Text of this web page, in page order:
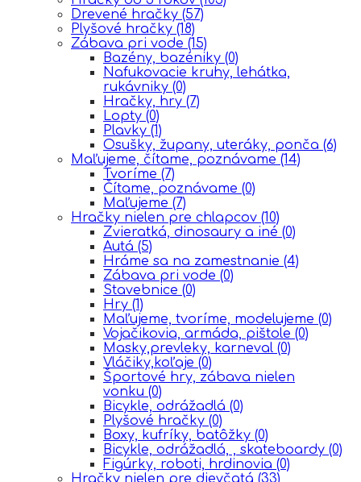
Drevené hračky (57)
Plyšové hračky (18)
Zábava pri vode (15)
Bazény, bazéniky (0)
Nafukovacie kruhy, lehátka,
rukávniky (0)
Hračky, hry (7)
Lopty (0)
Plavky (1)
Osušky, župany, uteráky, ponča (6)
Maľujeme, čítame, poznávame (14)
Tvoríme (7)
Čítame, poznávame (0)
Maľujeme (7)
Hračky nielen pre chlapcov (10)
Zvieratká, dinosaury a iné (0)
Autá (5)
Hráme sa na zamestnanie (4)
Zábava pri vode (0)
Stavebnice (0)
Hry (1)
Maľujeme, tvoríme, modelujeme (0)
Vojačikovia, armáda, pištole (0)
Masky,prevleky, karneval (0)
Vláčiky,koľaje (0)
Športové hry, zábava nielen
vonku (0)
Bicykle, odrážadlá (0)
Plyšové hračky (0)
Boxy, kufríky, batôžky (0)
Bicykle, odrážadlá, , skateboardy (0)
Figúrky, roboti, hrdinovia (0)
Hračky nielen pre dievčatá (33)